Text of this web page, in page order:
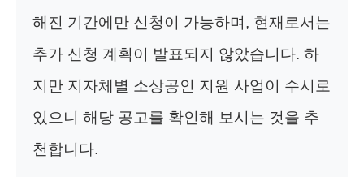
해진 기간에만 신청이 가능하며, 현재로서는
추가 신청 계획이 발표되지 않았습니다. 하
지만 지자체별 소상공인 지원 사업이 수시로
있으니 해당 공고를 확인해 보시는 것을 추
천합니다.